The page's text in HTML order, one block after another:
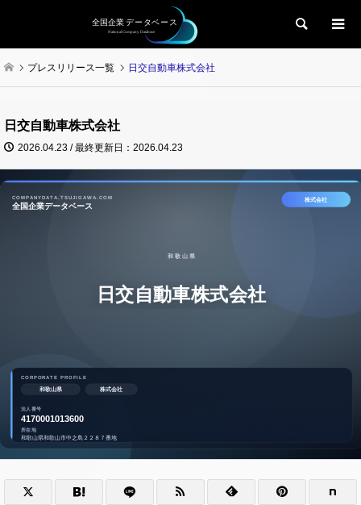
検索
プレスリリース一覧 日交自動車株式会社
日交自動車株式会社
2026.04.23 / 最終更新日：2026.04.23